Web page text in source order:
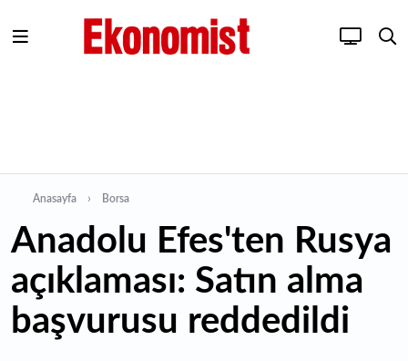
Anasayfa Borsa
Anadolu Efes'ten Rusya
açıklaması: Satın alma
başvurusu reddedildi